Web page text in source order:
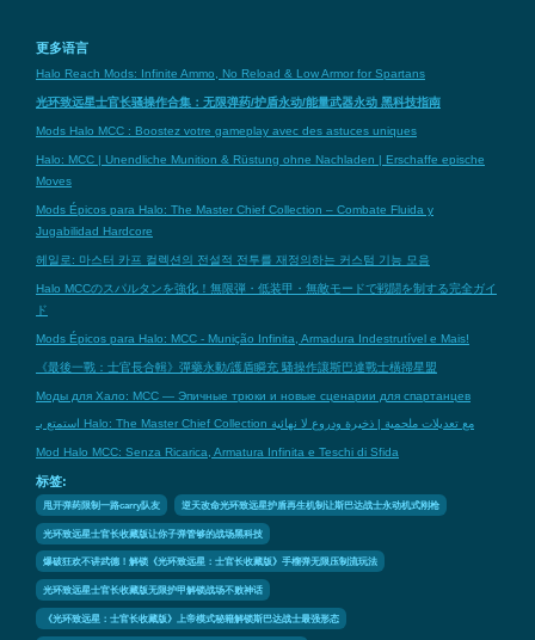
更多语言
Halo Reach Mods: Infinite Ammo, No Reload & Low Armor for Spartans
光环致远星士官长骚操作合集：无限弹药/护盾永动/能量武器永动 黑科技指南
Mods Halo MCC : Boostez votre gameplay avec des astuces uniques
Halo: MCC | Unendliche Munition & Rüstung ohne Nachladen | Erschaffe epische
Moves
Mods Épicos para Halo: The Master Chief Collection – Combate Fluida y
Jugabilidad Hardcore
헤일로: 마스터 카프 컬렉션의 전설적 전투를 재정의하는 커스텀 기능 모음
Halo MCCのスパルタンを強化！無限弾・低装甲・無敵モードで戦闘を制する完全ガイ
ド
Mods Épicos para Halo: MCC - Munição Infinita, Armadura Indestrutível e Mais!
《最後一戰：士官長合輯》彈藥永動/護盾瞬充 騷操作讓斯巴達戰士橫掃星盟
Моды для Хало: МСС — Эпичные трюки и новые сценарии для спартанцев
استمتع بـ Halo: The Master Chief Collection مع تعديلات ملحمية | ذخيرة ودروع لا نهائية
Mod Halo MCC: Senza Ricarica, Armatura Infinita e Teschi di Sfida
标签:
甩开弹药限制一路carry队友 逆天改命光环致远星护盾再生机制让斯巴达战士永动机式刚枪
光环致远星士官长收藏版让你子弹管够的战场黑科技
爆破狂欢不讲武德！解锁《光环致远星：士官长收藏版》手榴弹无限压制流玩法
光环致远星士官长收藏版无限护甲解锁战场不败神话
《光环致远星：士官长收藏版》上帝模式秘籍解锁斯巴达战士最强形态